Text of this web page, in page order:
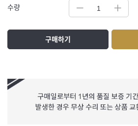
수량
구매하기